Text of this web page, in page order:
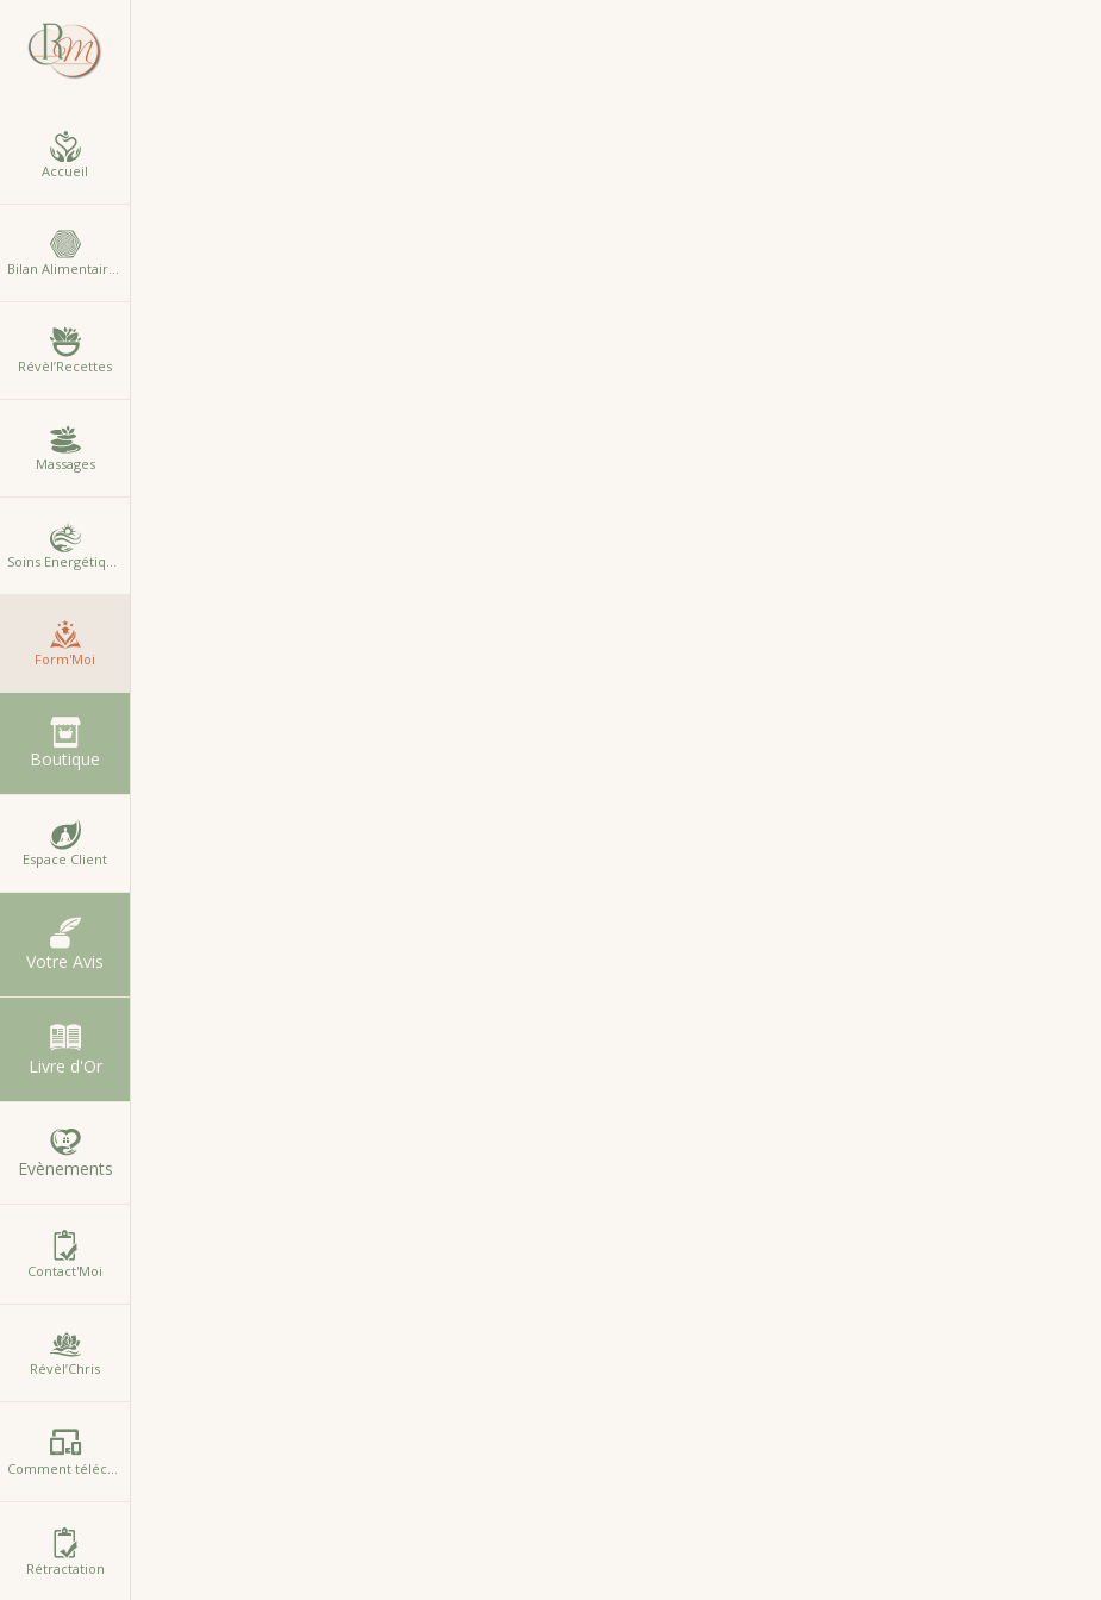
Accueil
Révèl’Recettes
Massages
Form'Moi
Boutique
Espace Client
Votre Avis
Livre d'Or
Evènements
Contact'Moi
Révèl’Chris
Rétractation
Formations de Massage Certifiantes
Vous souhaitez apprendre des techniques de massage reconnues, développer vos compétences ou enrichir votre activité professionnelle ?